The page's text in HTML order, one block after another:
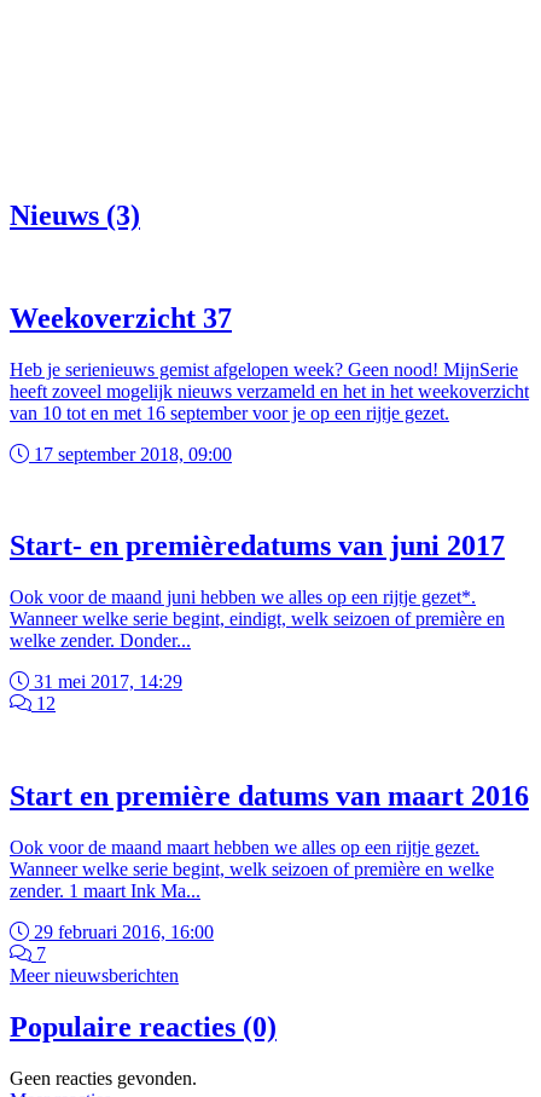
Nieuws (3)
Weekoverzicht 37
Heb je serienieuws gemist afgelopen week? Geen nood! MijnSerie
heeft zoveel mogelijk nieuws verzameld en het in het weekoverzicht
van 10 tot en met 16 september voor je op een rijtje gezet.
17 september 2018, 09:00
Start- en premièredatums van juni 2017
Ook voor de maand juni hebben we alles op een rijtje gezet*.
Wanneer welke serie begint, eindigt, welk seizoen of première en
welke zender. Donder...
31 mei 2017, 14:29
12
Start en première datums van maart 2016
Ook voor de maand maart hebben we alles op een rijtje gezet.
Wanneer welke serie begint, welk seizoen of première en welke
zender. 1 maart Ink Ma...
29 februari 2016, 16:00
7
Meer nieuwsberichten
Populaire reacties (0)
Geen reacties gevonden.